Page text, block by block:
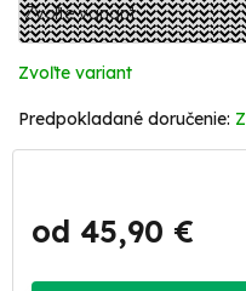
Zvoľte variant
od 45,90 €
Jednotková
cena: